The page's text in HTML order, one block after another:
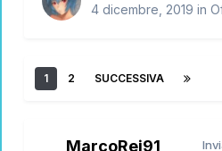
4 dicembre, 2019 in
1 2 SUCCESSIVA
MarcoRei91